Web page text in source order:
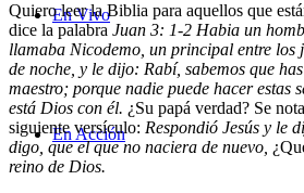
En Vivo
En Acción
Quiero leer la Biblia para aquellos que
dice la palabra Juan 3: 1-2 Habia un
llamaba Nicodemo, un principal entre los
de noche, y le dijo: Rabí, sabemos que
maestro; porque nadie puede hacer estas
está Dios con él. ¿Su papá verdad? Se
siguiente versículo: Respondió Jesús y le
digo, que el que no naciera de nuevo,
reino de Dios.